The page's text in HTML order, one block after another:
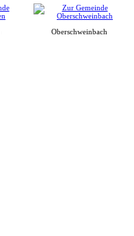
Oberschweinbach